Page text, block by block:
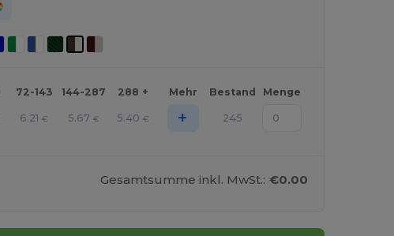
72-143 144-287 288 + Mehr Bestand Menge
6.21 € 5.67 € 5.40 € + 245
Gesamtsumme inkl. MwSt.: €0.00